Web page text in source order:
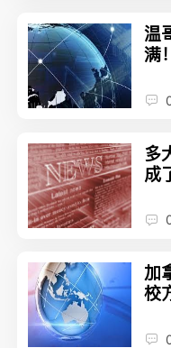
温
满！
多
成
加
校